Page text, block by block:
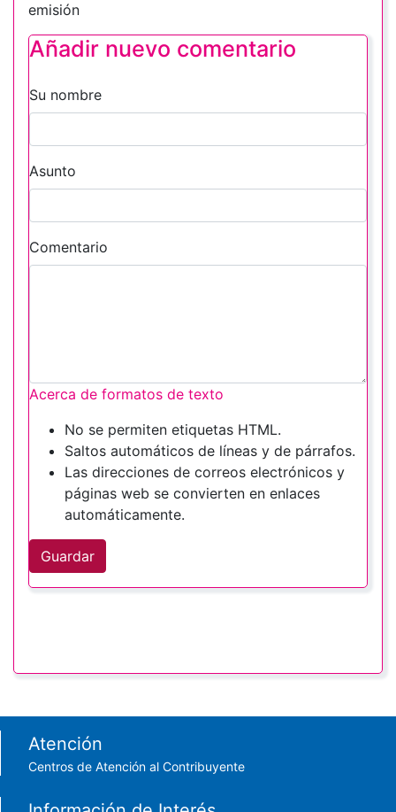
emisión
Añadir nuevo comentario
Su nombre
Asunto
Comentario
Acerca de formatos de texto
No se permiten etiquetas HTML.
Saltos automáticos de líneas y de párrafos.
Las direcciones de correos electrónicos y
páginas web se convierten en enlaces
automáticamente.
Guardar
Footer menu
Atención
Centros de Atención al Contribuyente